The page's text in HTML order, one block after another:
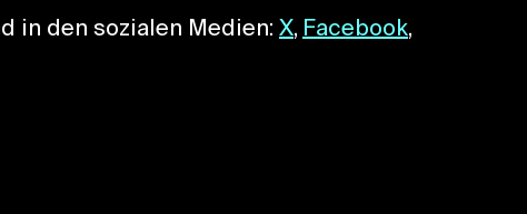
in den sozialen Medien:X,Facebook,